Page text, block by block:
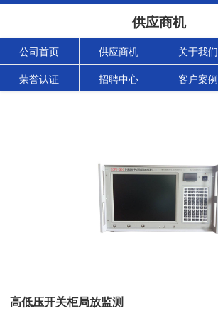
供应商机
公司首页 供应商机 关于我们
荣誉认证 招聘中心 客户案例
高低压开关柜局放监测